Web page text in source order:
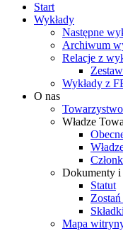
Start
Wykłady
Następne
Archiwum
Relacje z
Wykłady z
O nas
Władze
Dokumenty
Statut
Mapa